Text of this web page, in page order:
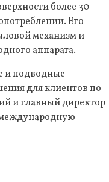
более 30
Его
механизм и
аппарата.
и подводные
для клиентов по
и главный директор